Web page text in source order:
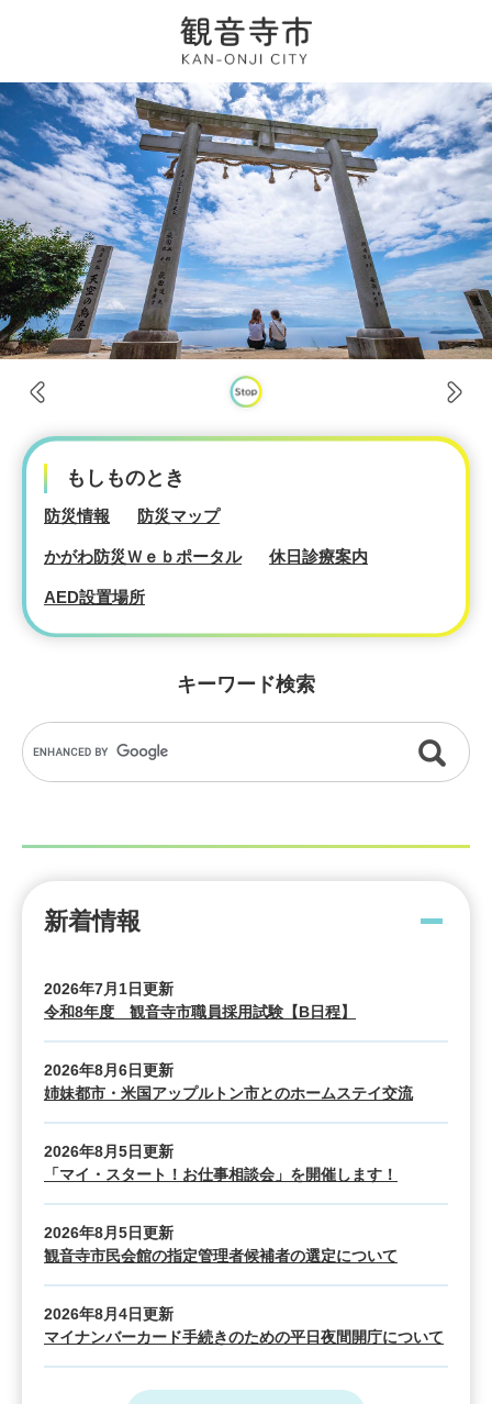
の
先
頭
で
す。
ー
を
飛
ば
し
て
本
文
へ
もしものとき
防災情報 防災マップ
かがわ防災Ｗｅｂポータル 休日診療案内
AED設置場所
キーワード検索
新着情報
2026年7月1日更新
令和8年度 観音寺市職員採用試験【B日程】
2026年8月6日更新
姉妹都市・米国アップルトン市とのホームステイ交流
2026年8月5日更新
「マイ・スタート！お仕事相談会」を開催します！
2026年8月5日更新
観音寺市民会館の指定管理者候補者の選定について
2026年8月4日更新
マイナンバーカード手続きのための平日夜間開庁について